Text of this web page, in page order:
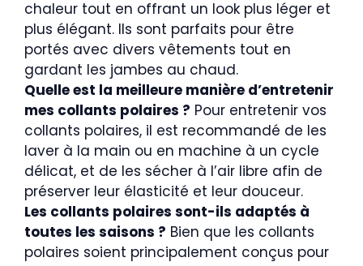
chaleur tout en offrant un look plus léger et
plus élégant. Ils sont parfaits pour être
portés avec divers vêtements tout en
gardant les jambes au chaud.
Quelle est la meilleure manière d’entretenir
mes collants polaires ? Pour entretenir vos
collants polaires, il est recommandé de les
laver à la main ou en machine à un cycle
délicat, et de les sécher à l’air libre afin de
préserver leur élasticité et leur douceur.
Les collants polaires sont-ils adaptés à
toutes les saisons ? Bien que les collants
polaires soient principalement conçus pour